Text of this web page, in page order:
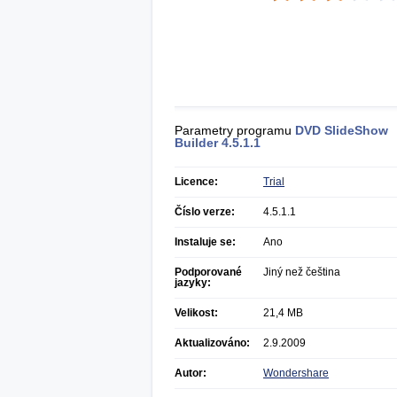
Parametry programu DVD SlideShow
Builder 4.5.1.1
Licence: Trial
Číslo verze: 4.5.1.1
Instaluje se: Ano
Podporované
jazyky:
Jiný než čeština
Velikost: 21,4 MB
Aktualizováno: 2.9.2009
Autor: Wondershare